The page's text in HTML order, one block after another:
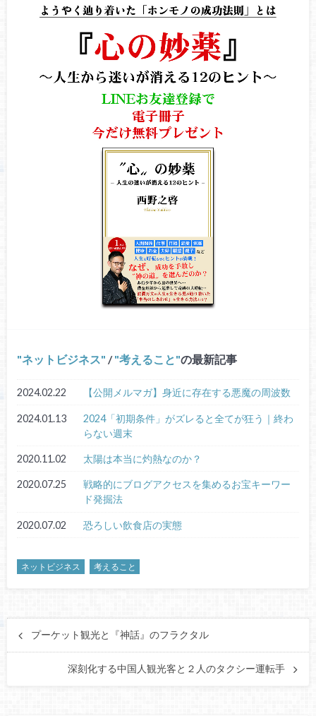
ネットビジネス / 考えること の最新記事
2024.02.22 【公開メルマガ】身近に存在する悪魔の周波数
2024.01.13
2024「初期条件」がズレると全てが狂う｜終わ
らない週末
2020.11.02 太陽は本当に灼熱なのか？
2020.07.25
戦略的にブログアクセスを集めるお宝キーワー
ド発掘法
2020.07.02 恐ろしい飲食店の実態
ネットビジネス 考えること
プーケット観光と『神話』のフラクタル
深刻化する中国人観光客と２人のタクシー運転手